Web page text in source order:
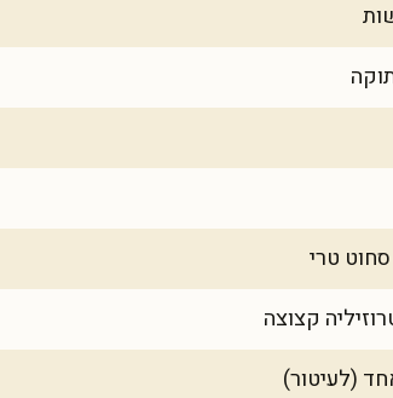
טרי
קצוצה
(לעיטור)